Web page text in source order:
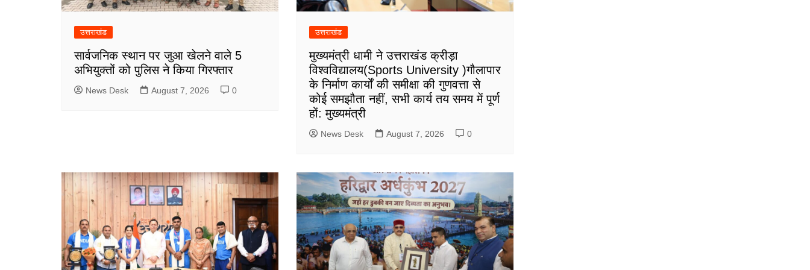
उत्तराखंड
सार्वजनिक स्थान पर जुआ खेलने वाले 5
अभियुक्तों को पुलिस ने किया गिरफ्तार
News Desk August 7, 2026 0
उत्तराखंड
मुख्यमंत्री धामी ने उत्तराखंड क्रीड़ा
विश्वविद्यालय(Sports University )गौलापार
के निर्माण कार्यों की समीक्षा की गुणवत्ता से
कोई समझौता नहीं, सभी कार्य तय समय में पूर्ण
हों: मुख्यमंत्री
News Desk August 7, 2026 0